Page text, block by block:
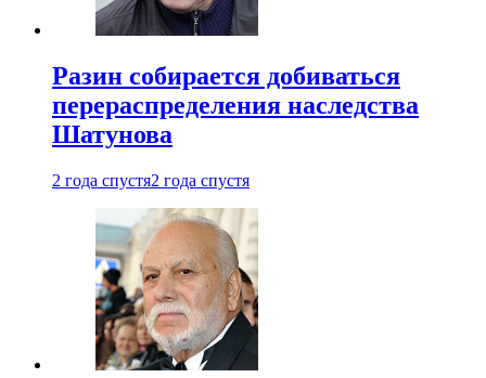
Разин собирается добиваться
перераспределения наследства
Шатунова
2 года спустя2 года спустя